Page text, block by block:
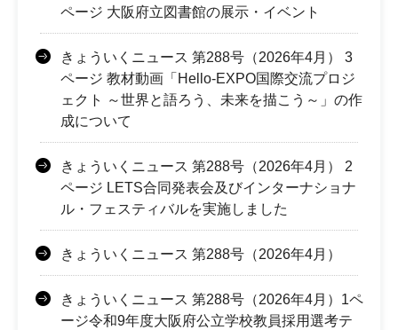
ページ 大阪府立図書館の展示・イベント
きょういくニュース 第288号（2026年4月） 3
ページ 教材動画「Hello-EXPO国際交流プロジ
ェクト ～世界と語ろう、未来を描こう～」の作
成について
きょういくニュース 第288号（2026年4月） 2
ページ LETS合同発表会及びインターナショナ
ル・フェスティバルを実施しました
きょういくニュース 第288号（2026年4月）
きょういくニュース 第288号（2026年4月）1ペ
ージ令和9年度大阪府公立学校教員採用選考テ